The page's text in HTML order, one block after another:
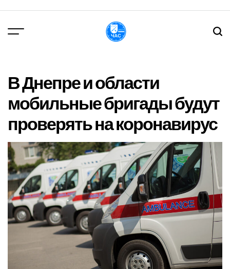
вмісту
В Днепре и области
мобильные бригады будут
проверять на коронавирус